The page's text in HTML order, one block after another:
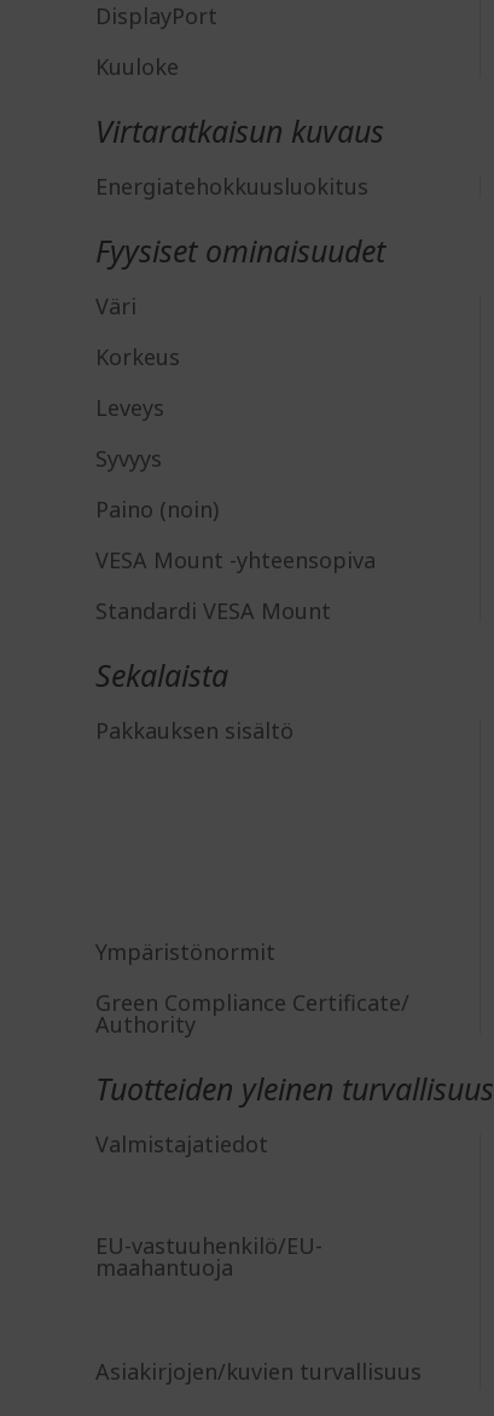
DisplayPort
Kuuloke
Virtaratkaisun kuvaus
Energiatehokkuusluokitus
Fyysiset ominaisuudet
Väri
Korkeus
Leveys
Syvyys
Paino (noin)
VESA Mount -yhteensopiva
Standardi VESA Mount
Sekalaista
Pakkauksen sisältö
Ympäristönormit
Green Compliance Certificate/
Authority
Tuotteiden yleinen turvallisuus
Valmistajatiedot
EU-vastuuhenkilö/EU-
maahantuoja
Asiakirjojen/kuvien turvallisuus